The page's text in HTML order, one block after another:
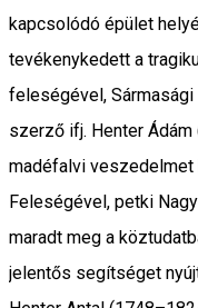
kapcsolódó épület
tevékenykedett a
feleségével, Sármasági
szerző ifj. Henter
madéfalvi
Feleségével, petki
maradt meg a
jelentős segítséget